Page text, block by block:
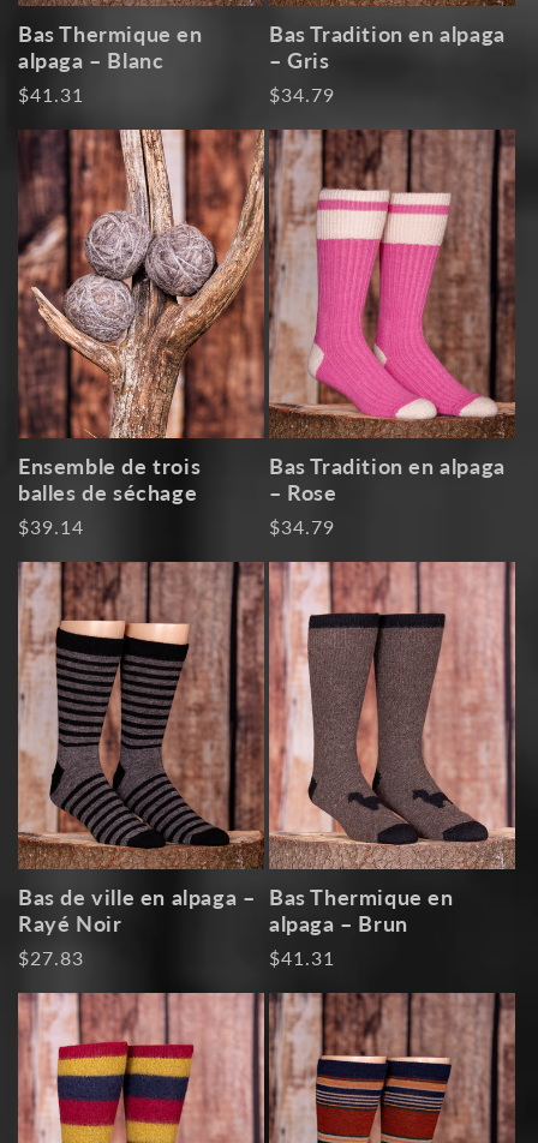
Bas Thermique en
alpaga – Blanc
Prix
$41.31
Bas Tradition en alpaga
– Gris
Prix
$34.79
Ensemble de trois
balles de séchage
Prix
$39.14
Bas Tradition en alpaga
– Rose
Prix
$34.79
Bas de ville en alpaga –
Rayé Noir
Prix
$27.83
Bas Thermique en
alpaga – Brun
Prix
$41.31